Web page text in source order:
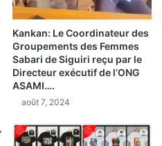
Kankan: Le Coordinateur des
Groupements des Femmes
Sabari de Siguiri reçu par le
Directeur exécutif de l’ONG
ASAMI….
août 7, 2024